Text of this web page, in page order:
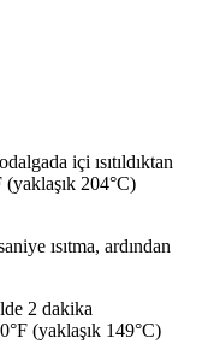
içi ısıtıldıktan
(yaklaşık 204°C)
ısıtma, ardından
2 dakika
(yaklaşık 149°C)